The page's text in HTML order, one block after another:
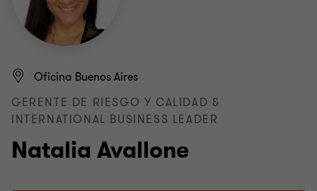
Natalia Avallone
Oficina Buenos Aires
GERENTE DE RIESGO Y CALIDAD &
INTERNATIONAL BUSINESS LEADER